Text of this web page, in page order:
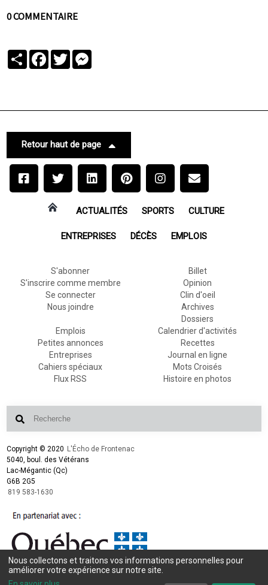
0 COMMENTAIRE
PartagerFacebook
Twitter
Retour haut de page
ACTUALITÉS SPORTS CULTURE
ENTREPRISES DÉCÈS EMPLOIS
S'abonner
S'inscrire comme membre
Se connecter
Nous joindre
Billet
Opinion
Clin d'oeil
Archives
Dossiers
Emplois
Petites annonces
Entreprises
Cahiers spéciaux
Flux RSS
Calendrier d'activités
Recettes
Journal en ligne
Mots Croisés
Histoire en photos
Copyright © 2020 L'Écho de Frontenac
5040, boul. des Vétérans
Lac-Mégantic (Qc)
G6B 2G5
819 583-1630
Conception et design :L'Écho de Frontenac
Intégration et programmation :
Nous collectons et traitons vos informations personnelles pour
améliorer votre expérience sur notre site.